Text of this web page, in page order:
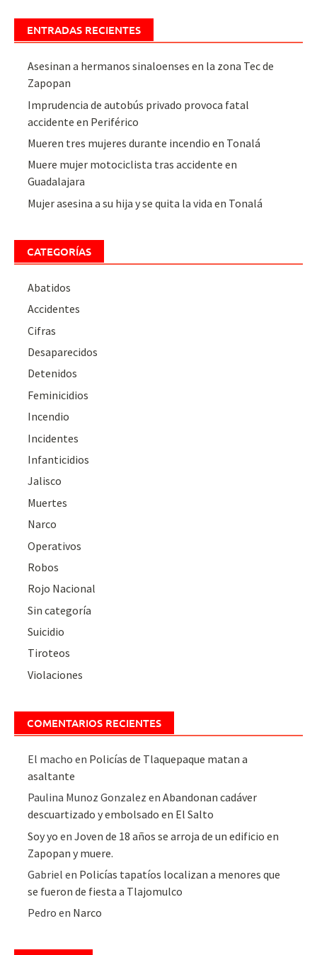
ENTRADAS RECIENTES
Asesinan a hermanos sinaloenses en la zona Tec de
Zapopan
Imprudencia de autobús privado provoca fatal
accidente en Periférico
Mueren tres mujeres durante incendio en Tonalá
Muere mujer motociclista tras accidente en
Guadalajara
Mujer asesina a su hija y se quita la vida en Tonalá
CATEGORÍAS
Abatidos
Accidentes
Cifras
Desaparecidos
Detenidos
Feminicidios
Incendio
Incidentes
Infanticidios
Jalisco
Muertes
Narco
Operativos
Robos
Rojo Nacional
Sin categoría
Suicidio
Tiroteos
Violaciones
COMENTARIOS RECIENTES
El macho en Policías de Tlaquepaque matan a
asaltante
Paulina Munoz Gonzalez enAbandonan cadáver
descuartizado y embolsado en El Salto
Soy yo enJoven de 18 años se arroja de un edificio en
Zapopan y muere.
Gabriel en Policías tapatíos localizan a menores que
se fueron de fiesta a Tlajomulco
Pedro en Narco